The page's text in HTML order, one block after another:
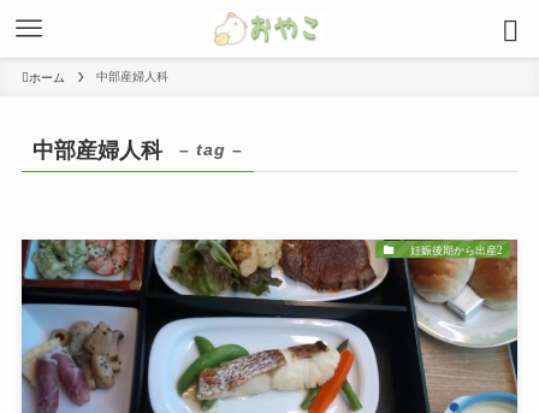
ホーム 中部産婦人科
中部産婦人科 – tag –
妊娠後期から出産2